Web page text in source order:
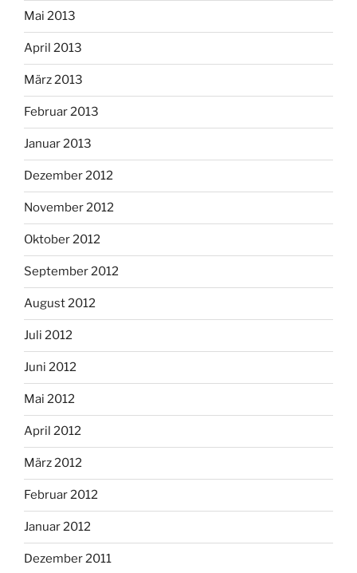
Mai 2013
April 2013
März 2013
Februar 2013
Januar 2013
Dezember 2012
November 2012
Oktober 2012
September 2012
August 2012
Juli 2012
Juni 2012
Mai 2012
April 2012
März 2012
Februar 2012
Januar 2012
Dezember 2011